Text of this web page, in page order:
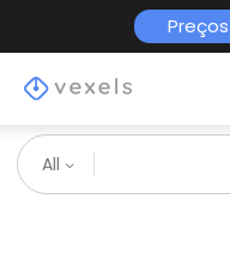
Preços
All